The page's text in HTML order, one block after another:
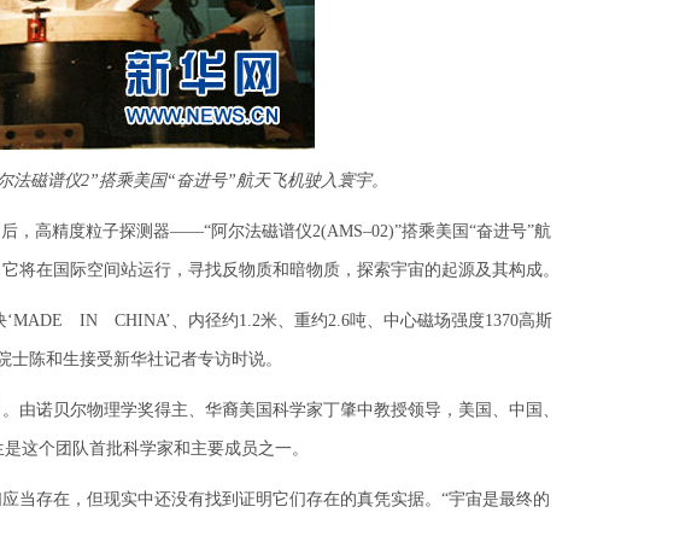
法磁谱仪2”搭乘美国“奋进号”航天飞机驶入寰宇。
高精度粒子探测器——“阿尔法磁谱仪2(AMS–02)”搭乘美国“奋进号”航
将在国际空间站运行，寻找反物质和暗物质，探索宇宙的起源及其构成。
IN CHINA’、内径约1.2米、重约2.6吨、中心磁场强度1370高斯
陈和生接受新华社记者专访时说。
诺贝尔物理学奖得主、华裔美国科学家丁肇中教授领导，美国、中国、
这个团队首批科学家和主要成员之一。
存在，但现实中还没有找到证明它们存在的真凭实据。“宇宙是最终的